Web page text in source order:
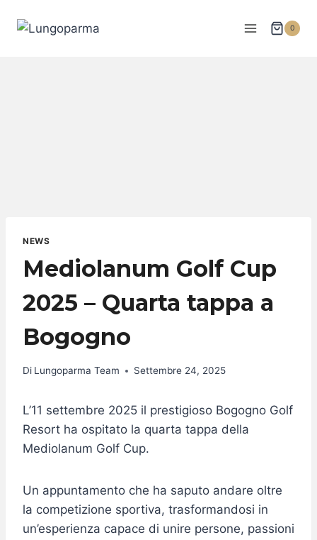
0
NEWS
Mediolanum Golf Cup
2025 – Quarta tappa a
Bogogno
Di Lungoparma Team Settembre 24, 2025
L’11 settembre 2025 il prestigioso Bogogno Golf
Resort ha ospitato la quarta tappa della
Mediolanum Golf Cup.
Un appuntamento che ha saputo andare oltre
la competizione sportiva, trasformandosi in
un’esperienza capace di unire persone, passioni